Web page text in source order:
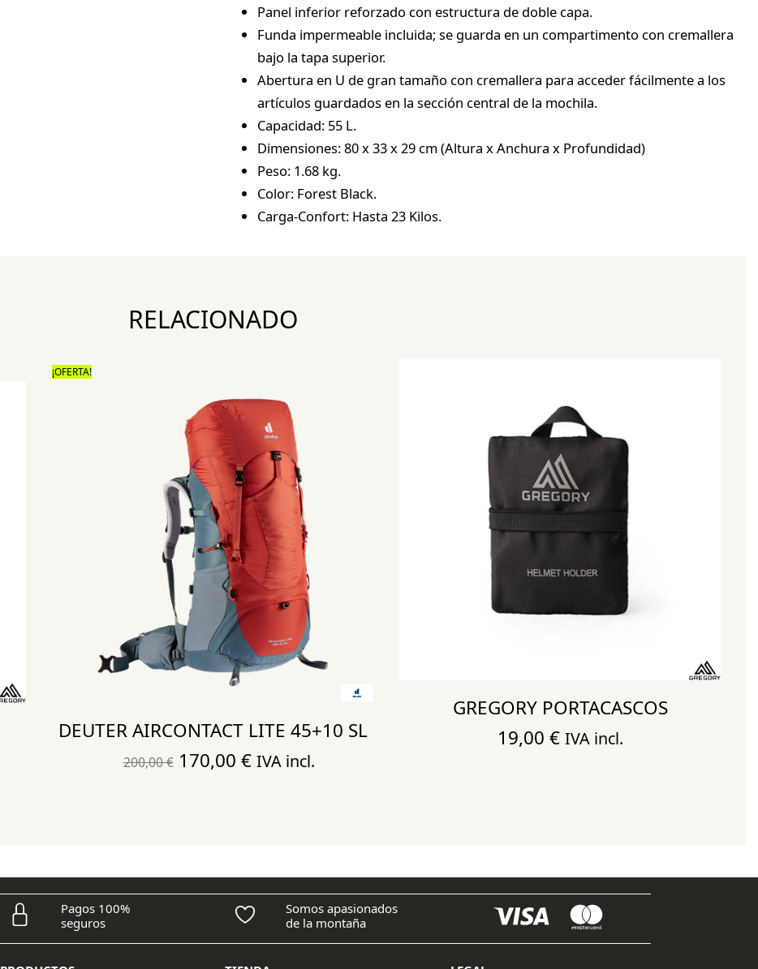
Panel inferior reforzado con estructura de doble capa.
Funda impermeable incluida; se guarda en un compartimento con cremallera
bajo la tapa superior.
Abertura en U de gran tamaño con cremallera para acceder fácilmente a los
artículos guardados en la sección central de la mochila.
Capacidad: 55 L.
Dimensiones: 80 x 33 x 29 cm (Altura x Anchura x Profundidad)
Peso: 1.68 kg.
Color: Forest Black.
Carga-Confort: Hasta 23 Kilos.
RELACIONADO
¡OFERTA!
DEUTER AIRCONTACT LITE 45+10 SL
200,00€ El
170,00 €ElIVA incl.
GREGORY PORTACASCOS
19,00 € IVA incl.
Pagos 100%
seguros
Somos apasionados
de la montaña